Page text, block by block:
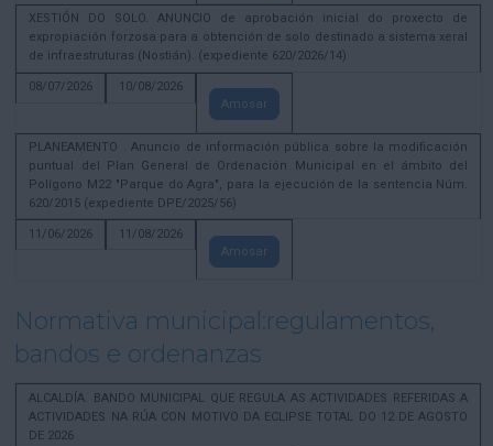
XESTIÓN DO SOLO. ANUNCIO de aprobación inicial do proxecto de
expropiación forzosa para a obtención de solo destinado a sistema xeral
de infraestruturas (Nostián). (expediente 620/2026/14)
08/07/2026
10/08/2026
Amosar
PLANEAMENTO . Anuncio de información pública sobre la modificación
puntual del Plan General de Ordenación Municipal en el ámbito del
Polígono M22 "Parque do Agra", para la ejecución de la sentencia Núm.
620/2015 (expediente DPE/2025/56)
11/06/2026
11/08/2026
Amosar
Normativa municipal:regulamentos,
bandos e ordenanzas
ALCALDÍA. BANDO MUNICIPAL QUE REGULA AS ACTIVIDADES REFERIDAS A
ACTIVIDADES NA RÚA CON MOTIVO DA ECLIPSE TOTAL DO 12 DE AGOSTO
DE 2026